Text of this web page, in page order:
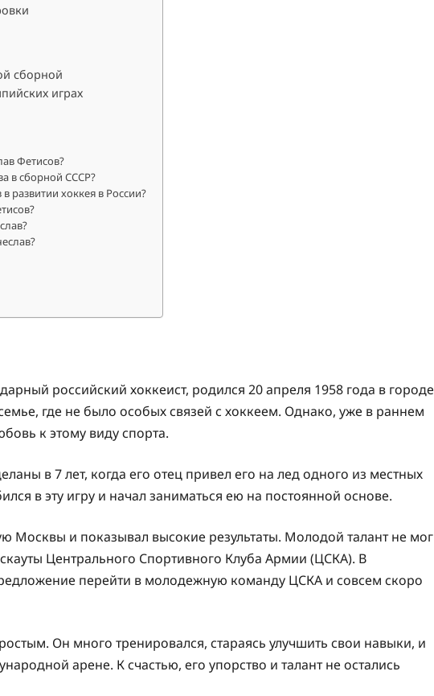
сборной
играх
Фетисов?
в сборной СССР?
развитии хоккея в России?
российский хоккеист, родился 20 апреля 1958 года в городе
где не было особых связей с хоккеем. Однако, уже в раннем
к этому виду спорта.
в 7 лет, когда его отец привел его на лед одного из местных
в эту игру и начал заниматься ею на постоянной основе.
Москвы и показывал высокие результаты. Молодой талант не мог
Центрального Спортивного Клуба Армии (ЦСКА). В
перейти в молодежную команду ЦСКА и совсем скоро
Он много тренировался, стараясь улучшить свои навыки, и
арене. К счастью, его упорство и талант не остались